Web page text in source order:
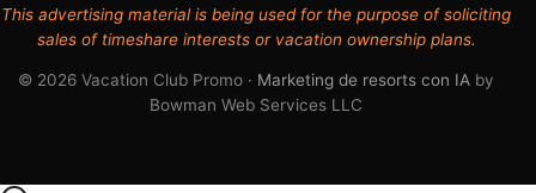
This advertising material is being used for the purpose of soliciting
sales of timeshare interests or vacation ownership plans.
© 2026 Vacation Club Promo · Marketing de resorts con IA by
Bowman Web Services LLC